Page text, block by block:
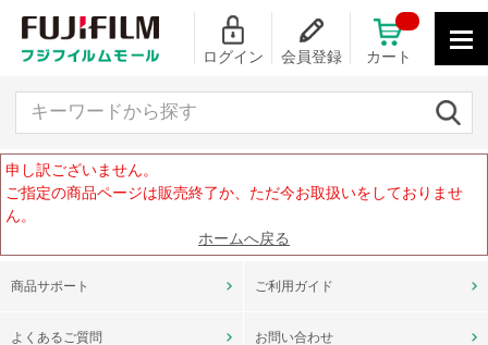
ログイン 会員登録
申し訳ございません。
ご指定の商品ページは販売終了か、ただ今お取扱いをしておりませ
ん。
ホームへ戻る
商品サポート ご利用ガイド
よくあるご質問 お問い合わせ